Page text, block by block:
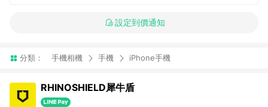
設定到價通知
分類： 手機相機 手機 iPhone手機
RHINOSHIELD犀牛盾